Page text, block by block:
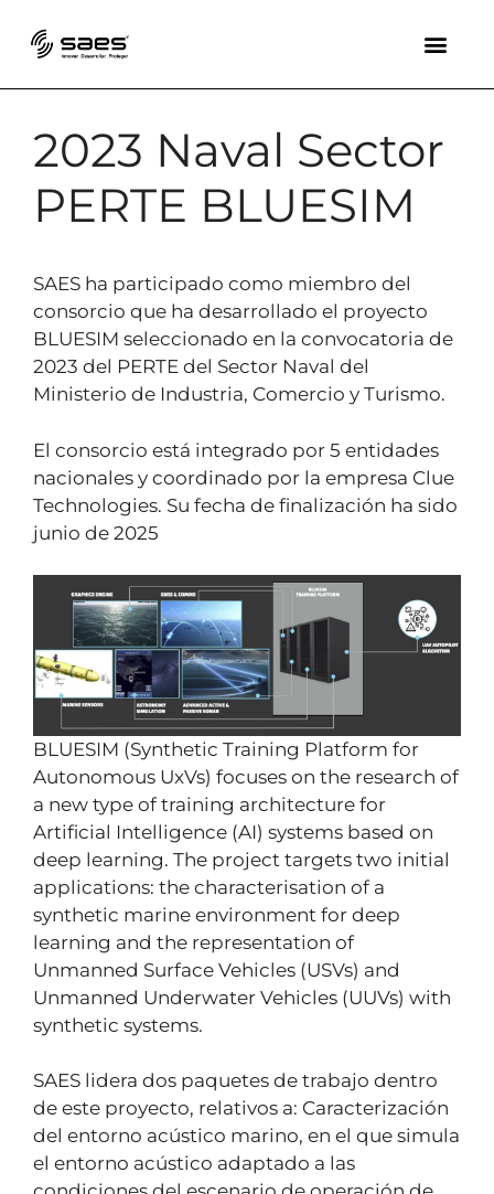
2023 Naval Sector
PERTE BLUESIM
SAES ha participado como miembro del
consorcio que ha desarrollado el proyecto
BLUESIM seleccionado en la convocatoria de
2023 del PERTE del Sector Naval del
Ministerio de Industria, Comercio y Turismo.
El consorcio está integrado por 5 entidades
nacionales y coordinado por la empresa Clue
Technologies. Su fecha de finalización ha sido
junio de 2025
BLUESIM (Synthetic Training Platform for
Autonomous UxVs) focuses on the research of
a new type of training architecture for
Artificial Intelligence (AI) systems based on
deep learning. The project targets two initial
applications: the characterisation of a
synthetic marine environment for deep
learning and the representation of
Unmanned Surface Vehicles (USVs) and
Unmanned Underwater Vehicles (UUVs) with
synthetic systems.
SAES lidera dos paquetes de trabajo dentro
de este proyecto, relativos a: Caracterización
del entorno acústico marino, en el que simula
el entorno acústico adaptado a las